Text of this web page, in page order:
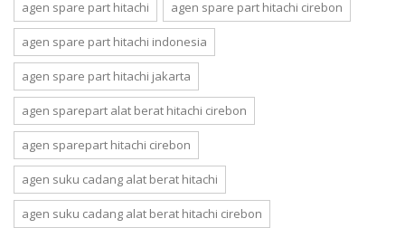
agen spare part hitachi agen spare part hitachi cirebon
agen spare part hitachi indonesia
agen spare part hitachi jakarta
agen sparepart alat berat hitachi cirebon
agen sparepart hitachi cirebon
agen suku cadang alat berat hitachi
agen suku cadang alat berat hitachi cirebon